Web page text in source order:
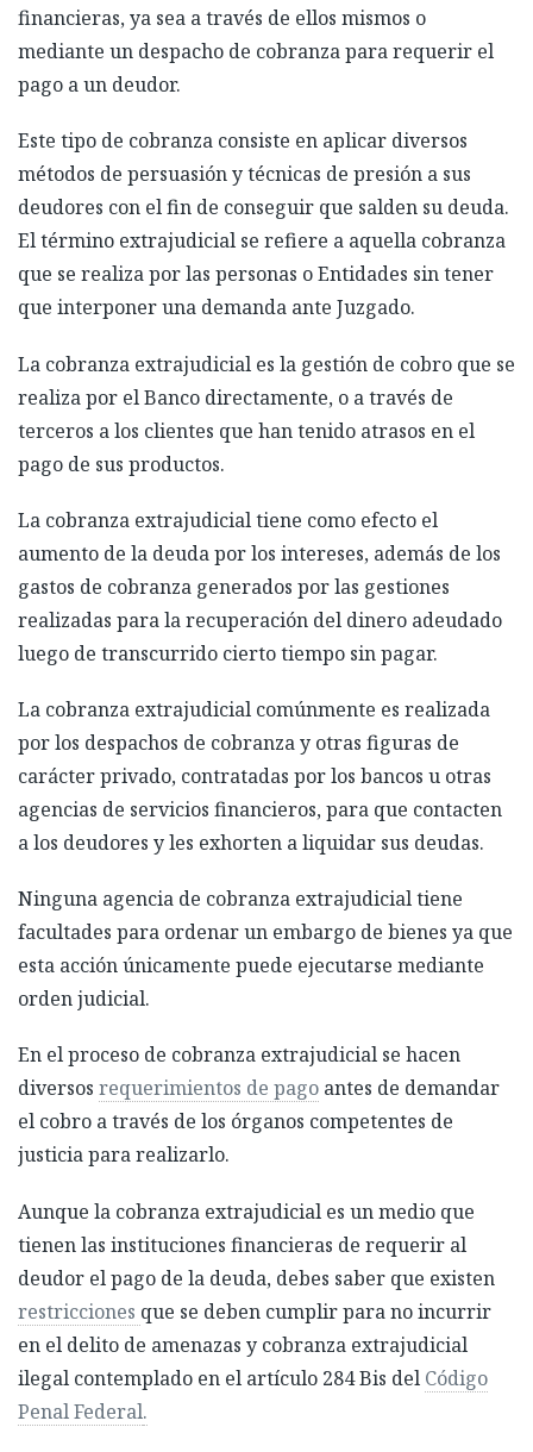
financieras, ya sea a través de ellos mismos o
mediante un despacho de cobranza para requerir el
pago a un deudor.
Este tipo de cobranza consiste en aplicar diversos
métodos de persuasión y técnicas de presión a sus
deudores con el fin de conseguir que salden su deuda.
El término extrajudicial se refiere a aquella cobranza
que se realiza por las personas o Entidades sin tener
que interponer una demanda ante Juzgado.
La cobranza extrajudicial es la gestión de cobro que se
realiza por el Banco directamente, o a través de
terceros a los clientes que han tenido atrasos en el
pago de sus productos.
La cobranza extrajudicial tiene como efecto el
aumento de la deuda por los intereses, además de los
gastos de cobranza generados por las gestiones
realizadas para la recuperación del dinero adeudado
luego de transcurrido cierto tiempo sin pagar.
La cobranza extrajudicial comúnmente es realizada
por los despachos de cobranza y otras figuras de
carácter privado, contratadas por los bancos u otras
agencias de servicios financieros, para que contacten
a los deudores y les exhorten a liquidar sus deudas.
Ninguna agencia de cobranza extrajudicial tiene
facultades para ordenar un embargo de bienes ya que
esta acción únicamente puede ejecutarse mediante
orden judicial.
En el proceso de cobranza extrajudicial se hacen
diversos requerimientos de pago antes de demandar
el cobro a través de los órganos competentes de
justicia para realizarlo.
Aunque la cobranza extrajudicial es un medio que
tienen las instituciones financieras de requerir al
deudor el pago de la deuda, debes saber que existen
restricciones que se deben cumplir para no incurrir
en el delito de amenazas y cobranza extrajudicial
ilegal contemplado en el artículo 284 Bis del Código
Penal Federal.